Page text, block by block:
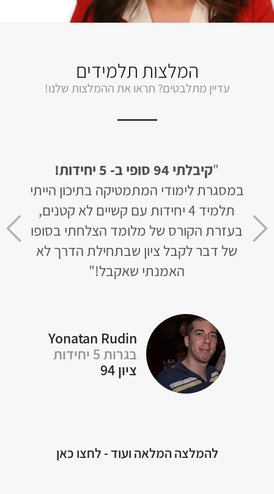
המלצות תלמידים
עדיין מתלבטים? תראו את ההמלצות שלנו!
"קיבלתי 94 סופי ב- 5 יחידות!
במסגרת לימודי המתמטיקה בתיכון הייתי
תלמיד 4 יחידות עם קשיים לא קטנים,
בעזרת הקורס של מלומד הצלחתי בסופו
של דבר לקבל ציון שבתחילת הדרך לא
האמנתי שאקבל!"
Yonatan Rudin
בגרות 5 יחידות
ציון 94
למידה קיבלתי 93
להמלצה המלאה ועוד - לחצו כאן